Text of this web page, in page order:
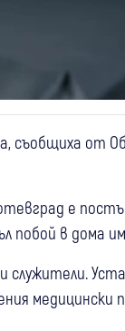
съобщиха от
е
побой в дома
служители.
медицински